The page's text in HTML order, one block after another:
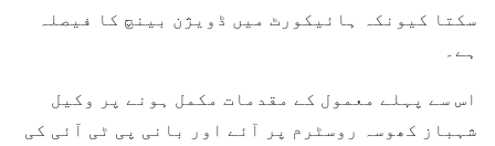
سکتا کیونکہ ہائیکورٹ میں ڈویژن بینچ کا فیصلہ
ہے۔
اس سے پہلے معمول کے مقدمات مکمل ہونے پر وکیل
شہباز کھوسہ روسٹرم پر آئے اور بانی پی ٹی آئی کی